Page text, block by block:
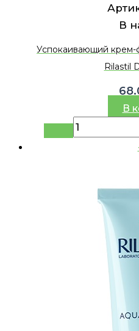
В
Успокаивающий
Rilastil
В